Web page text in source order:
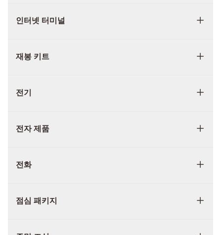
인터넷 터미널
재봉 키트
전기
전자 제품
전화
점심 패키지